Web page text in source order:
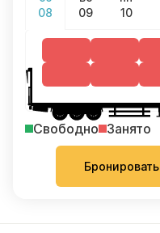
08
09
10
Свободно Занято
Бронировать